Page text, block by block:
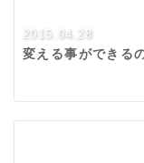
2015.04.28
変える事ができる